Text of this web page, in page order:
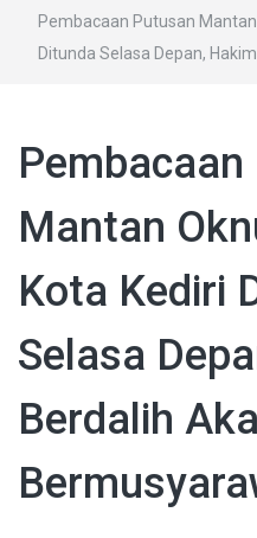
Pembacaan Putusan
Ditunda Selasa Depan,
Mantan
Kota Kediri
Selasa
Berdalih